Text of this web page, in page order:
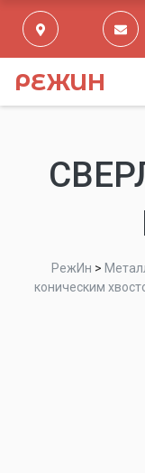
РЕЖИН
РежИн >
коническим